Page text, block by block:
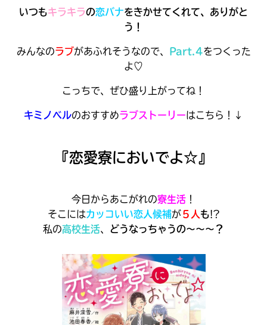
読みたい本が
本を飛び出して
みんなとおしゃべり
いつもキラキラの恋バナをきかせてくれて、ありがと
う！
みんなのラブがあふれそうなので、 Part.4をつくった
よ♡
こっちで、ぜひ盛り上がってね！
キミノベルのおすすめラブストーリーはこちら！↓
『恋愛寮においでよ☆』
今日からあこがれの寮生活 ！
そこにはカッコいい恋人候補が５人 も!?
私の高校生活、 どうなっちゃうの～～～？